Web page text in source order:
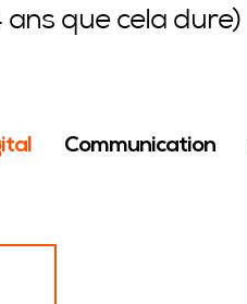
ans que cela dure)
Communication